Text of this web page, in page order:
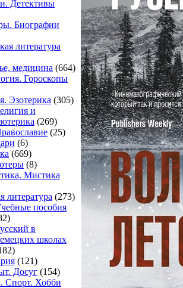
Детективы
Биографии
литература
медицина (664)
Гороскопы
Эзотерика (305)
и
(269)
(25)
(6)
(669)
(8)
Мистика
литература (273)
пособия
в
школах
(121)
Досуг (154)
Спорт. Хобби